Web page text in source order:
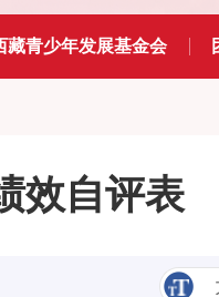
藏青少年发展基金会
效自评表